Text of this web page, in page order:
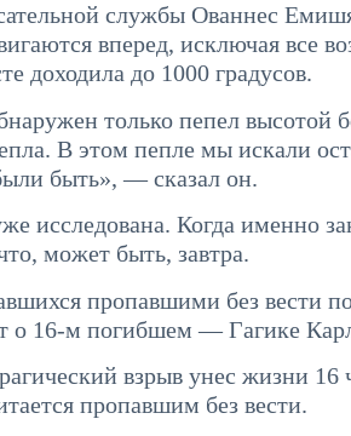
службы Ованнес
вперед, исключая все
доходила до 1000 градусов.
только пепел высотой
В этом пепле мы искали
быть», — сказал он.
исследована. Когда именно
может быть, завтра.
пропавшими без вести
о 16-м погибшем — Гагике
взрыв унес жизни
пропавшим без вести.